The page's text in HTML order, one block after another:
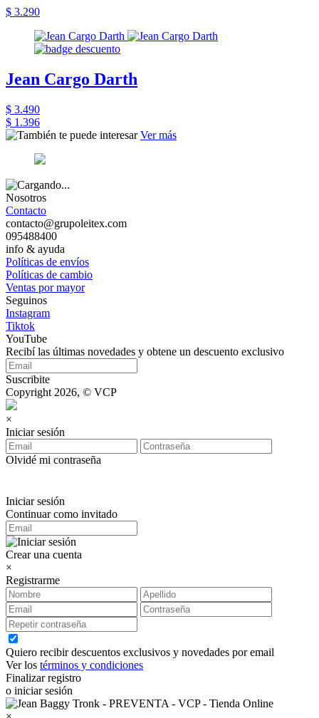
$ 3.290
Jean Cargo Darth
$ 3.490
$ 1.396
Ver más
Nosotros
Contacto
contacto@grupoleitex.com
095488400
info & ayuda
Políticas de envíos
Políticas de cambio
Ventas por mayor
Seguinos
Instagram
Tiktok
YouTube
Recibí las últimas novedades y obtene un descuento exclusivo
Suscribite
Copyright 2026, © VCP
×
Iniciar sesión
Olvidé mi contraseña
Iniciar sesión
Continuar como invitado
Crear una cuenta
×
Registrarme
Quiero recibir descuentos exclusivos y novedades por email
Ver los términos y condiciones
Finalizar registro
o iniciar sesión